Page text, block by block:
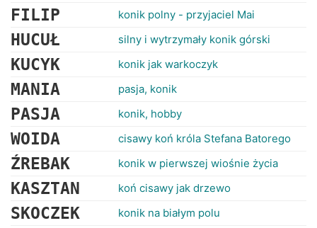
FILIP konik polny - przyjaciel Mai
HUCUŁ silny i wytrzymały konik górski
KUCYK konik jak warkoczyk
MANIA pasja, konik
PASJA konik, hobby
WOIDA cisawy koń króla Stefana Batorego
ŹREBAK konik w pierwszej wiośnie życia
KASZTAN koń cisawy jak drzewo
SKOCZEK konik na białym polu